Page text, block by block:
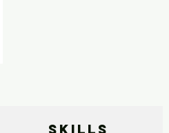
SKILLS